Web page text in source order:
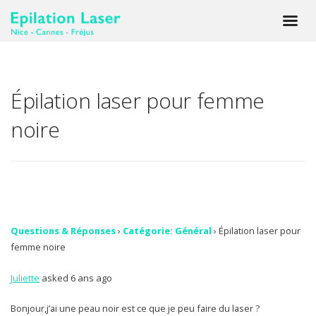
Épilation laser pour femme
noire
Questions & Réponses› Catégorie: Général › Épilation laser pour
femme noire
Juliette asked 6 ans ago
Bonjour,j’ai une peau noir est ce que je peu faire du laser ?